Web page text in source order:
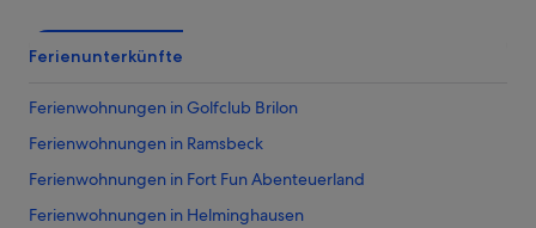
Ferienunterkünfte
Ferienwohnungen in Golfclub Brilon
Ferienwohnungen in Ramsbeck
Ferienwohnungen in Fort Fun Abenteuerland
Ferienwohnungen in Helminghausen